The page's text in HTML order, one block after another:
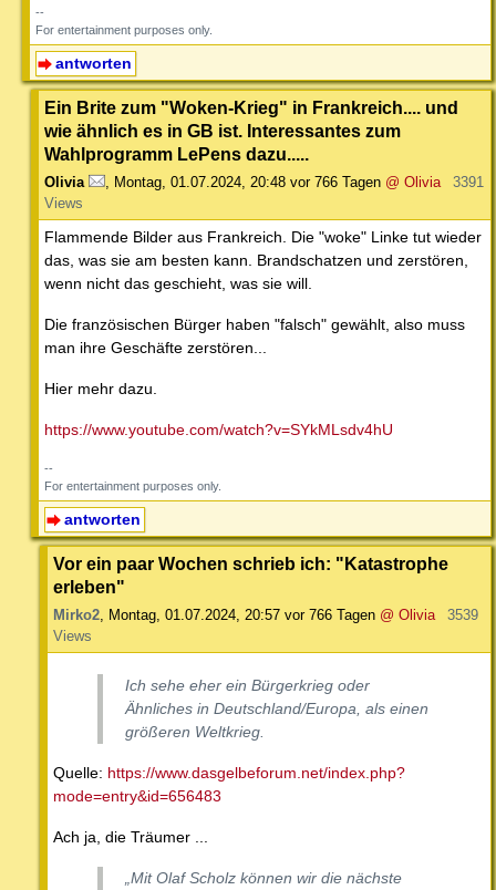
--
For entertainment purposes only.
antworten
Ein Brite zum "Woken-Krieg" in Frankreich.... und
wie ähnlich es in GB ist. Interessantes zum
Wahlprogramm LePens dazu.....
Olivia Montag, 01.07.2024, 20:48 vor 766 Tagen @ Olivia
3391
Views
Flammende Bilder aus Frankreich. Die "woke" Linke tut wieder
das, was sie am besten kann. Brandschatzen und zerstören,
wenn nicht das geschieht, was sie will.
Die französischen Bürger haben "falsch" gewählt, also muss
man ihre Geschäfte zerstören...
Hier mehr dazu.
https://www.youtube.com/watch?v=SYkMLsdv4hU
--
For entertainment purposes only.
antworten
Vor ein paar Wochen schrieb ich: "Katastrophe
erleben"
Mirko2 Montag, 01.07.2024, 20:57 vor 766 Tagen @ Olivia
3539
Views
Ich sehe eher ein Bürgerkrieg oder
Ähnliches in Deutschland/Europa, als einen
größeren Weltkrieg.
Quelle: https://www.dasgelbeforum.net/index.php?
mode=entry&id=656483
Ach ja, die Träumer ...
„Mit Olaf Scholz können wir die nächste